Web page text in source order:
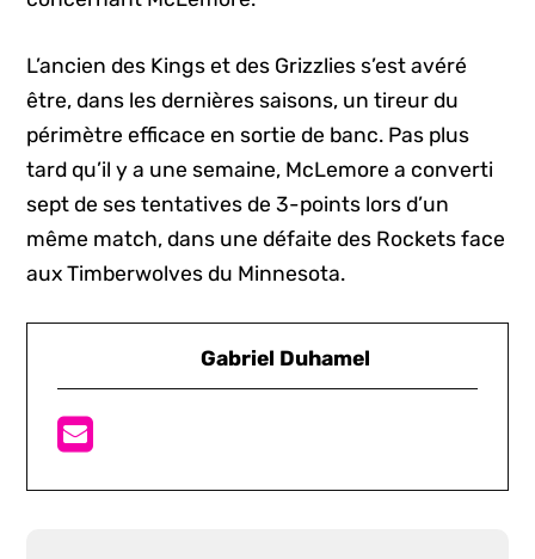
L’ancien des Kings et des Grizzlies s’est avéré
être, dans les dernières saisons, un tireur du
périmètre efficace en sortie de banc. Pas plus
tard qu’il y a une semaine, McLemore a converti
sept de ses tentatives de 3-points lors d’un
même match, dans une défaite des Rockets face
aux Timberwolves du Minnesota.
Gabriel Duhamel